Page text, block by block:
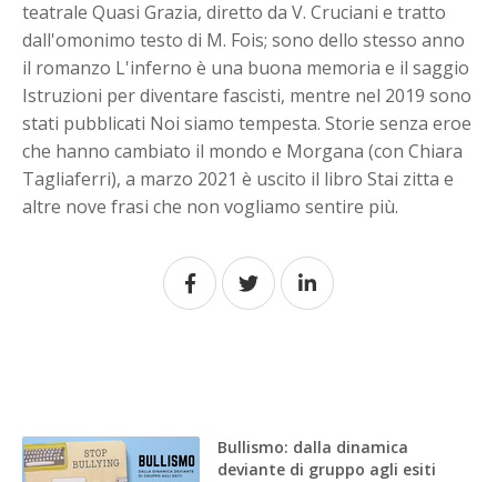
teatrale Quasi Grazia, diretto da V. Cruciani e tratto
dall'omonimo testo di M. Fois; sono dello stesso anno
il romanzo L'inferno è una buona memoria e il saggio
Istruzioni per diventare fascisti, mentre nel 2019 sono
stati pubblicati Noi siamo tempesta. Storie senza eroe
che hanno cambiato il mondo e Morgana (con Chiara
Tagliaferri), a marzo 2021 è uscito il libro Stai zitta e
altre nove frasi che non vogliamo sentire più.
Bullismo: dalla dinamica
deviante di gruppo agli esiti